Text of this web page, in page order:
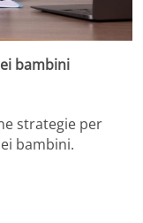
bambini
strategie per
bambini.